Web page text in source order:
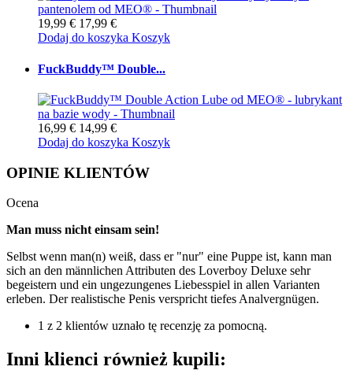
19,99 € 17,99 €
Dodaj do koszyka Koszyk
FuckBuddy™ Double...
16,99 € 14,99 €
Dodaj do koszyka Koszyk
OPINIE KLIENTÓW
Ocena
Man muss nicht einsam sein!
Selbst wenn man(n) weiß, dass er "nur" eine Puppe ist, kann man
sich an den männlichen Attributen des Loverboy Deluxe sehr
begeistern und ein ungezungenes Liebesspiel in allen Varianten
erleben. Der realistische Penis verspricht tiefes Analvergnügen.
1 z 2 klientów uznało tę recenzję za pomocną.
Inni klienci również kupili: